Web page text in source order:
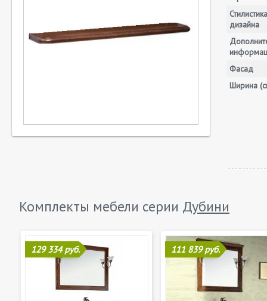
Стилистика
дизайна
Фасад
Ширина
Комплекты мебели серии Дубини
129 334 руб. 111 839 руб.